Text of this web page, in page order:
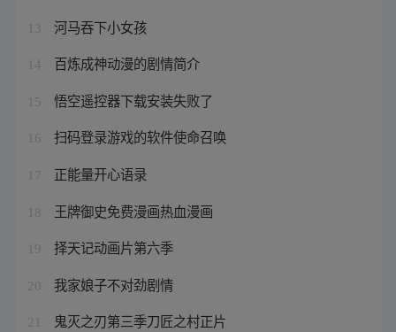
13 河马吞下小女孩
14 百炼成神动漫的剧情简介
15 悟空遥控器下载安装失败了
16 扫码登录游戏的软件使命召唤
17 正能量开心语录
18 王牌御史免费漫画热血漫画
19 择天记动画片第六季
20 我家娘子不对劲剧情
21 鬼灭之刃第三季刀匠之村正片